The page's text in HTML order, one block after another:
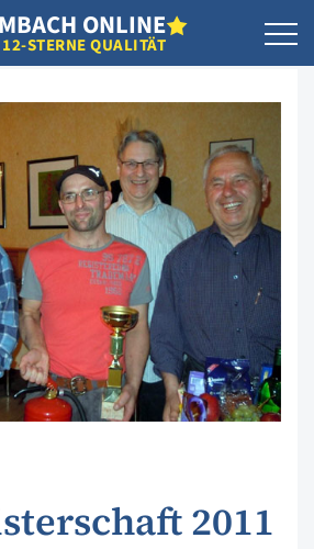
ONLINE
STERNE QUALITÄT
2011